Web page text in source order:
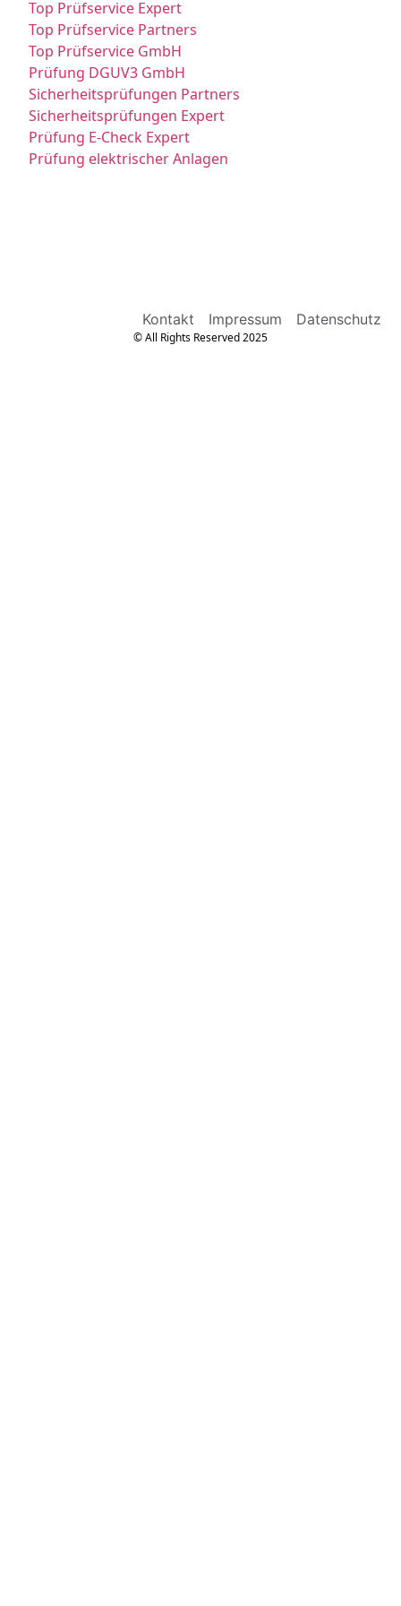
Top Prüfservice Expert
Top Prüfservice Partners
Top Prüfservice GmbH
Prüfung DGUV3 GmbH
Sicherheitsprüfungen Partners
Sicherheitsprüfungen Expert
Prüfung E-Check Expert
Prüfung elektrischer Anlagen
Kontakt Impressum Datenschutz
© All Rights Reserved 2025